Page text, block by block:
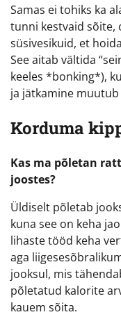
Samas ei tohiks ka
tunni kestvaid sõite,
süsivesikuid, et
See aitab vältida
keeles *bonking*),
ja jätkamine muutub
Korduma
Kas ma põletan
joostes?
Üldiselt põletab
kuna see on keha
lihaste tööd keha
aga
jooksul, mis
põletatud kalorite
kauem sõita.